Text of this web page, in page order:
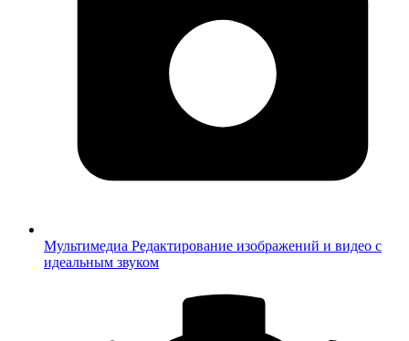
Мультимедиа Редактирование изображений и видео с
идеальным звуком